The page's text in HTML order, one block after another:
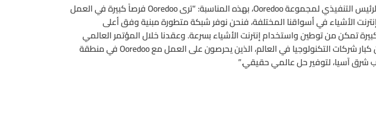
وقال الشيخ سعود بن ناصر آل ثاني، الرئيس التنفيذي لمجموعة Ooredoo، بهذه المناسبة: “ترى Ooredoo فرصاً كبيرة في العمل
الأشياء في أسواقنا المختلفة، فنحن نوفر شبكة متطورة مبنية وفق أعلى
تمكن من توطين واستخدام إنترنت الأشياء بسرعة. وعقدنا خلال المؤتمر العالمي
للجوال هذا العام لقاءات مع عدد من كبار شركات التكنولوجيا في العالم، الذين يحرصون على العمل مع Ooredoo في منطقة
شرق آسيا، لتوفير حل عالمي حقيقي.”